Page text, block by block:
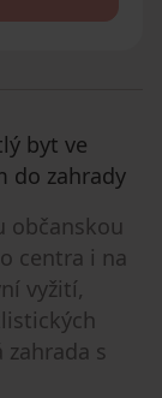
byt ve
do zahrady
občanskou
centra i na
vyžití,
s